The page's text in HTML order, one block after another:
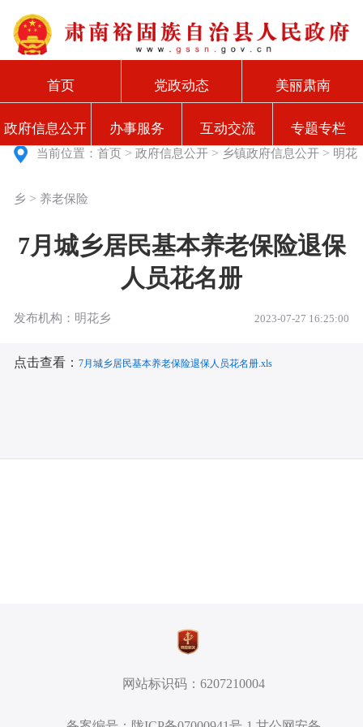
首页 党政动态 美丽肃南
政府信息公开 办事服务 互动交流 专题专栏
当前位置：首页 >政府信息公开 > 乡镇政府信息公开 > 明花
乡 > 养老保险
7月城乡居民基本养老保险退保
人员花名册
发布机构：明花乡 2023-07-27 16:25:00
点击查看：7月城乡居民基本养老保险退保人员花名册.xls
网站标识码：6207210004